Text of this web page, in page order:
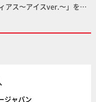
アス〜アイスver.〜」を製
ジャパン